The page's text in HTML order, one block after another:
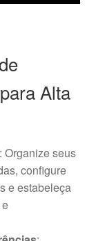
Alta
Organize seus
configure
e estabeleça